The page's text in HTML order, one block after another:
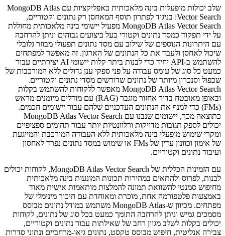
שלב יכולות מופעלות בינה מלאכותית באפליקציות עם MongoDB Atlas
Vector Search: בניגוד לפתרון תוסף המאחסן רק נתונים וקטוריים,
MongoDB Atlas Vector Search מפעיל יישומי בינה מלאכותית מחוללת
על ידי תפקוד כמסד נתונים וקטורי בעל ביצועים גבוהים וניתן להרחבה
עם היתרונות הנוספים של שילוב עם מסד נתונים תפעולי מבוזר גלובלי
שיכול לאחסן ולעבד את כל הנתונים של הארגון. זה מאפשר למפתחים
להשתמש ב-API יחיד כדי לבנות ביתר קלות יישומי AI יצירתיים עבור
כמעט כל סוג של עומס עבודה על פני ספקי ענן גדולים ללא המורכבות של
שכפול וסנכרון מיותר של נתונים שדורשים מסדי נתונים וקטוריים.
MongoDB Atlas Vector Search מאפשר ללקוחות להשתמש בקלות
ובאופן מאובטח בדור אחזור מוגבר (RAG) עם מודלים מיומנים מראש
(FMs) כדי למנף את הנתונים העדכניים שלהם עבור יישומים חכמים.
כתוצאה מכך, יישומים שנבנו עם MongoDB Atlas Vector Search
יכולים לספק תגובות מדויקות ורלוונטיות יותר עבור תחומים ספציפיים
ומקרי שימוש מופעלי בינה מלאכותית ללא העבודה המורכבת והמייגעת
של אימון וכוונון עדין של FMs או שימוש במסד נתונים נפרד לאחסון
ועיבוד נתונים וקטוריים.
עם הזמינות הכללית של MongoDB Atlas Vector Search, לקוחות יכולים
לבנות, לפרוס ולהתאים במהירות תכונות המונעות בינה מלאכותית
מחיפוש סמנטי להשוואת תמונה להמלצות מותאמות אישית מאוד
באמצעות פלטפורמה אחת, מוכרת ומאוחדת עם חיכוך מינימלי של
מפתחים. מכיוון ש-MongoDB Atlas משתמש במודל נתונים מבוסס
מסמכים גמיש וניתן להרחבה התומך כמעט בכל סוג של נתונים, לקוחות
יכולים בקלות לשלב מגוון רחב של שאילתות עבור נתונים וקטוריים,
צבירה אנליטית, חיפוש מבוסס טקסט, נתונים גיאו-מרחביים ונתוני סדרות